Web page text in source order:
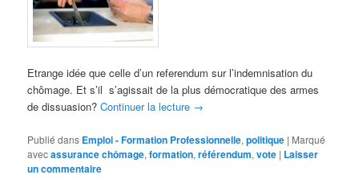
Etrange idée que celle d’un referendum sur l’indemnisation du
chômage. Et s’il s’agissait de la plus démocratique des armes
de dissuasion?Continuer la lecture →
Publié dans Emploi - Formation Professionnelle,politique | Marqué
avecassurance chômage,formation,référendum,vote | Laisser
un commentaire